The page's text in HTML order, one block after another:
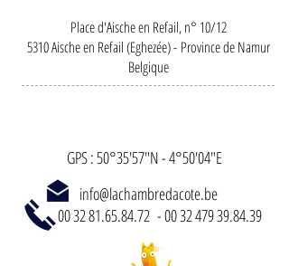
Place d'Aische en Refail, n° 10/12
5310 Aische en Refail (Eghezée) - Province de Namur
Belgique
GPS : 50°35'57"N - 4°50'04"E
00 32 81.65.84.72 -00 32 479 39.84.39
info@lachambredacote.be